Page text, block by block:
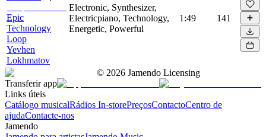
Epic
Technology
Loop
Yevhen
Lokhmatov
Electronic, Synthesizer,
Electricpiano, Technology,
Energetic, Powerful
1:49 141
© 2026 Jamendo Licensing
Transferir app
Links úteis
Catálogo musicalRádios In-storePreçosContactoCentro de
ajudaContacte-nos
Jamendo